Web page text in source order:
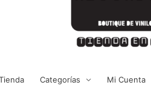
Categorías Mi Cuenta